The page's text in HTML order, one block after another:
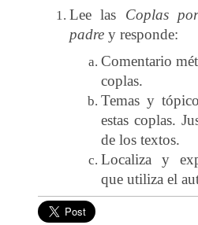
Lee las Coplas
padre y responde:
Comentario
coplas.
Temas y
estas coplas.
de los textos.
Localiza y
que utiliza el